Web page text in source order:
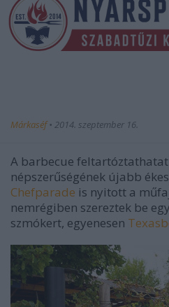
Márkaséf• 2014. szeptember 16.
A barbecue
népszerűségének újabb
Chefparade is nyitott a
nemrégiben szereztek be
szmókert, egyenesen